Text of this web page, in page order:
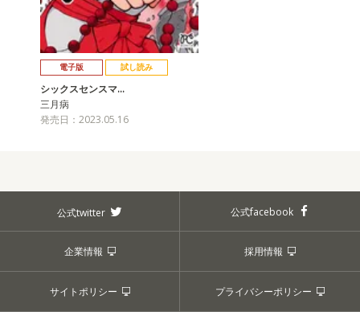
電子版 試し読み
シックスセンスマ…
三月病
発売日：2023.05.16
公式twitter 公式facebook
企業情報 採用情報
サイトポリシー プライバシーポリシー